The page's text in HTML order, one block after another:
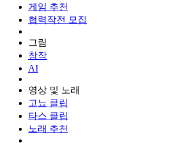
게임 추천
협력작전 모집
그림
창작
AI
영상 및 노래
고뇨 클립
타스 클립
노래 추천